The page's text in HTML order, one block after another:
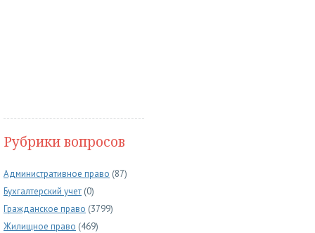
Рубрики вопросов
Административное право (87)
Бухгалтерский учет (0)
Гражданское право (3799)
Жилищное право (469)